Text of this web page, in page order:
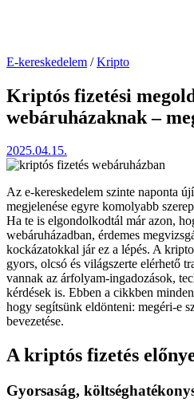
Posted
E-kereskedelem /Kripto
Kriptós fizetési
webáruházaknak –
2025.04.15.
Az e-kereskedelem szinte naponta
megjelenése egyre komolyabb
Ha te is elgondolkodtál már azon,
webáruházadban, érdemes
kockázatokkal jár ez a lépés. A
gyors, olcsó és világszerte elérhető
vannak az árfolyam-ingadozások,
kérdések is. Ebben a cikkben
hogy segítsünk eldönteni: megéri-e
bevezetése.
A kriptós fizetés
Gyorsaság,